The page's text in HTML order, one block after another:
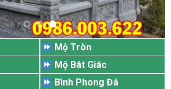
Mộ Tròn
Mộ Bát Giác
Bình Phong Đá